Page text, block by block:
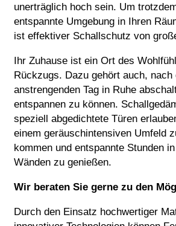
unerträglich hoch sein. Um
entspannte Umgebung in Ihren
ist effektiver Schallschutz von
Ihr Zuhause ist ein Ort des
Rückzugs. Dazu gehört auch, nach
anstrengenden Tag in Ruhe
entspannen zu können.
speziell abgedichtete Türen
einem geräuschintensiven Umfeld
kommen und entspannte Stunden
Wänden zu genießen.
Wir beraten Sie gerne zu den
Durch den Einsatz hochwertiger